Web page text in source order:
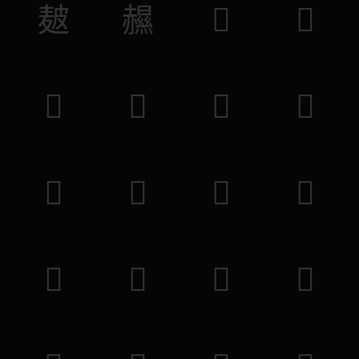
𤿲 𧹽 𦬘 𦜷
𦻹 𧋚 𧚻 𧪜
𨨠 𨘿 𩦤 𪕇
𩶅 𥞳 𥏒 𥮔